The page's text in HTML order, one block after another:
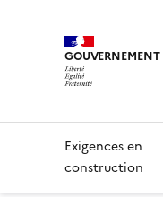
GOUVERNEMENT
Exigences en
construction